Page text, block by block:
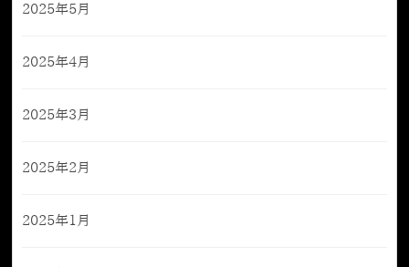
2025年5月
2025年4月
2025年3月
2025年2月
2025年1月